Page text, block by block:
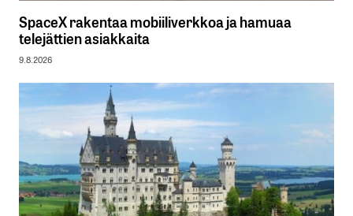
SpaceX rakentaa mobiiliverkkoa ja hamuaa
telejättien asiakkaita
9.8.2026